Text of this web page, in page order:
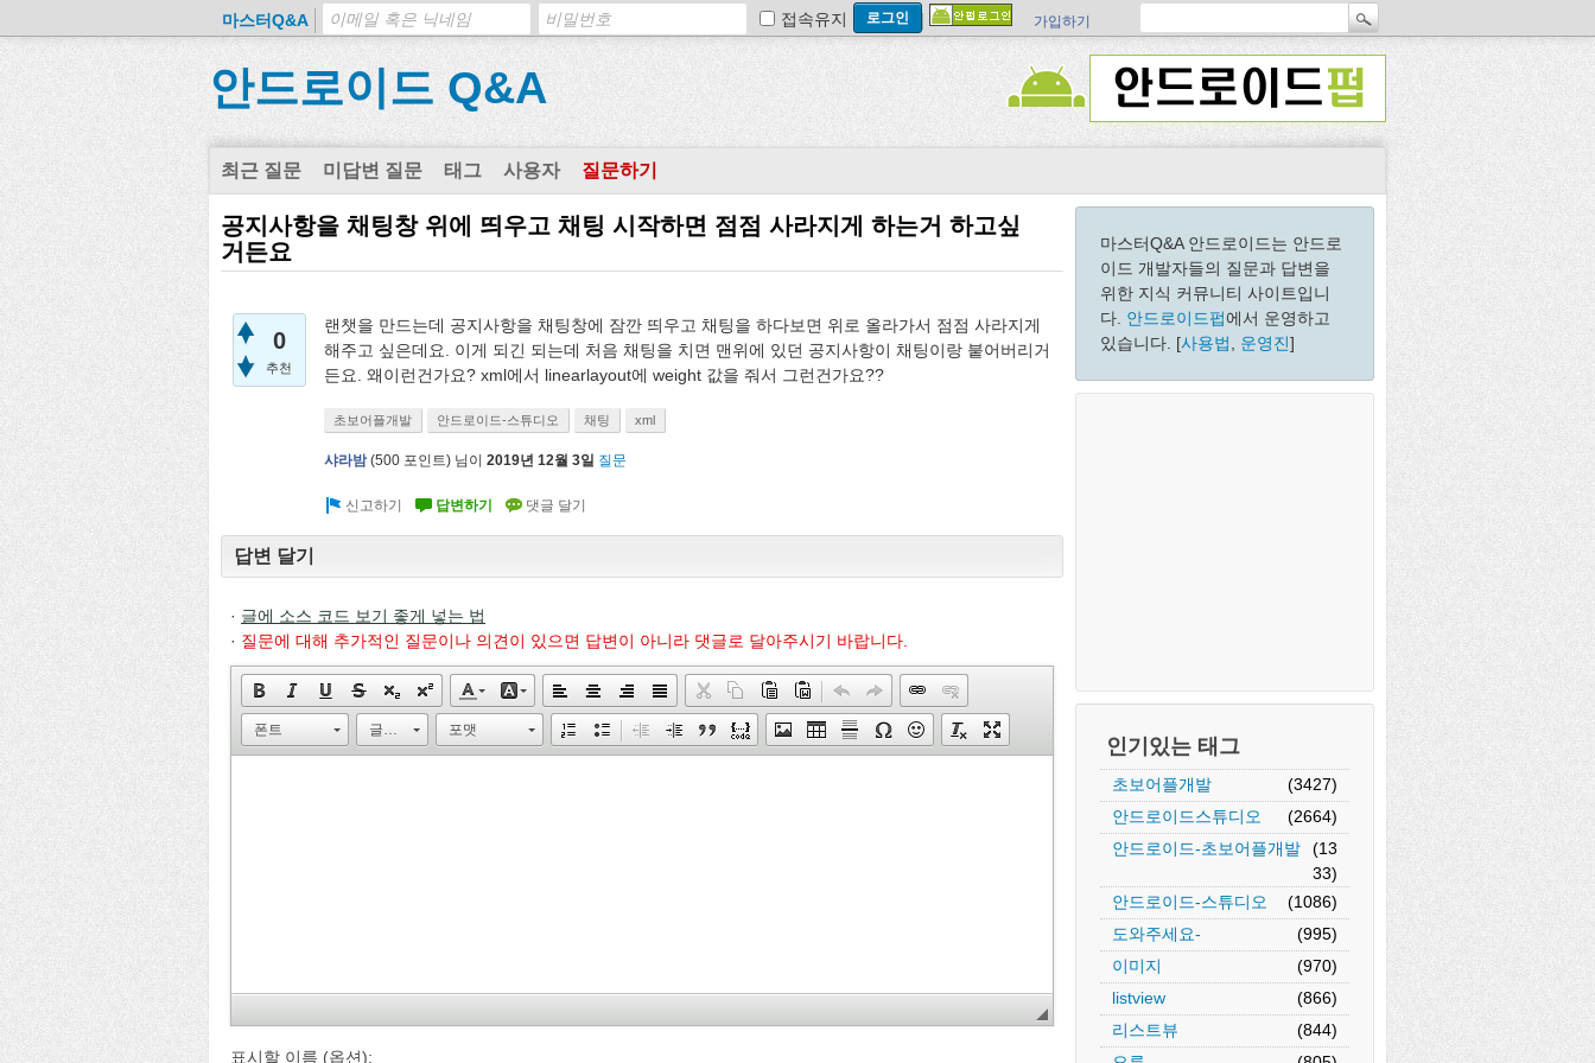
마스터Q&A 접속유지 가입하기
안드로이드 Q&A
최근 질문 미답변 질문 태그 사용자 질문하기
마스터Q&A 안드로이드는 안드로
이드 개발자들의 질문과 답변을
위한 지식 커뮤니티 사이트입니
다. 안드로이드펍에서 운영하고
있습니다. [사용법 운영진]
인기있는 태그
초보어플개발
(3427)
안드로이드스튜디오
(2664)
안드로이드-초보어플개발
(13
33)
안드로이드-스튜디오
(1086)
도와주세요-
(995)
이미지
(970)
listview
(866)
리스트뷰
(844)
공지사항을 채팅창 위에 띄우고 채팅 시작하면 점점 사라지게 하는거 하고싶
거든요
0
추천
랜챗을 만드는데 공지사항을 채팅창에 잠깐 띄우고 채팅을 하다보면 위로 올라가서 점점 사라지게
해주고 싶은데요. 이게 되긴 되는데 처음 채팅을 치면 맨위에 있던 공지사항이 채팅이랑 붙어버리거
든요. 왜이런건가요? xml에서 linearlayout에 weight 값을 줘서 그런건가요??
초보어플개발 안드로이드-스튜디오 채팅 xml
샤라밤 (500 포인트) 님이 2019년 12월 3일 질문
답변 달기
· 글에 소스 코드 보기 좋게 넣는 법
· 질문에 대해 추가적인 질문이나 의견이 있으면 답변이 아니라 댓글로 달아주시기 바랍니다.
폰트 포맷
표시할 이름 (옵션):